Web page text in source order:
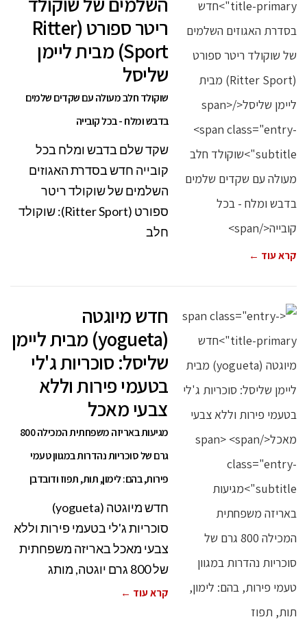
ריטר ספורט (Ritter
Sport) מבית ליימן
שליסל
שוקולד חלב מעולה עם שקדים שלמים
בדבש ומלח - בכל קובייה
שקד שלם בדבש ומלח בכל
קובייה חדש בסדרת האגוזים
השלמים של שוקולד ריטר
ספורט (Ritter Sport): שוקולד
חלב
קרא עוד ←
חדש מיוגטה
(yogueta) מבית ליימן
שליסל: סוכריות ג'לי
בטעמי פירות וללא
צבעי מאכל
מגיעות באריזה משפחתית המכילה 800
גרם של סוכריות נהדרות במגוון טעמי
פירות, בהם: לימון, תות, תפוז ודובדבן
חדש מיוגטה (yogueta)
סוכריות ג'לי בטעמי פירות וללא
צבעי מאכל באריזה משפחתית
של 800 גרם יוגטה, מותג
קרא עוד ←